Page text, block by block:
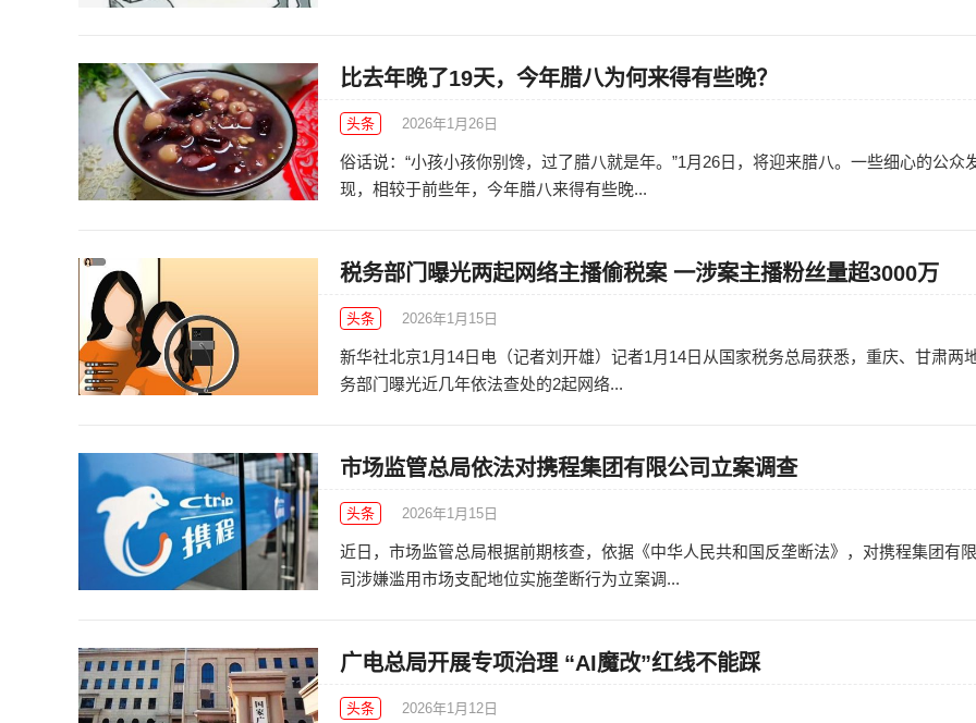
比去年晚了19天，今年腊八为何来得有些晚？
头条 2026年1月26日
俗话说：“小孩小孩你别馋，过了腊八就是年。”1月26日，将迎来腊八。一些细心的公众
现，相较于前些年，今年腊八来得有些晚...
税务部门曝光两起网络主播偷税案 一涉案主播粉丝量超3000万
头条 2026年1月15日
新华社北京1月14日电（记者刘开雄）记者1月14日从国家税务总局获悉，重庆、甘肃两
务部门曝光近几年依法查处的2起网络...
市场监管总局依法对携程集团有限公司立案调查
头条 2026年1月15日
近日，市场监管总局根据前期核查，依据《中华人民共和国反垄断法》，对携程集团有
司涉嫌滥用市场支配地位实施垄断行为立案调...
广电总局开展专项治理 “AI魔改”红线不能踩
头条 2026年1月12日